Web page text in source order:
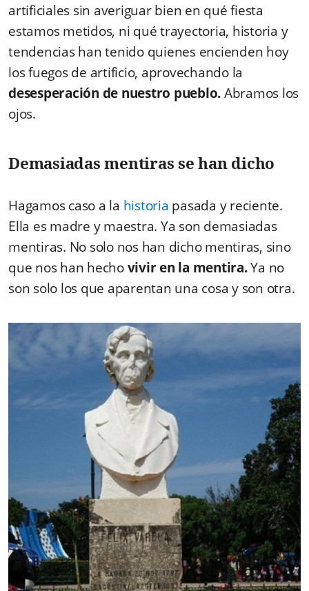
artificiales sin averiguar bien en qué fiesta
estamos metidos, ni qué trayectoria, historia y
tendencias han tenido quienes encienden hoy
los fuegos de artificio, aprovechando la
desesperación de nuestro pueblo.Abramos los
ojos.
Demasiadas mentiras se han dicho
Hagamos caso a la historia pasada y reciente.
Ella es madre y maestra. Ya son demasiadas
mentiras. No solo nos han dicho mentiras, sino
que nos han hechovivir en la mentira.Ya no
son solo los que aparentan una cosa y son otra.